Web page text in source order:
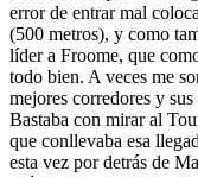
error de entrar mal
(500 metros), y como
líder a Froome, que
todo bien. A veces me
mejores corredores y
Bastaba con mirar al
que conllevaba esa
esta vez por detrás de